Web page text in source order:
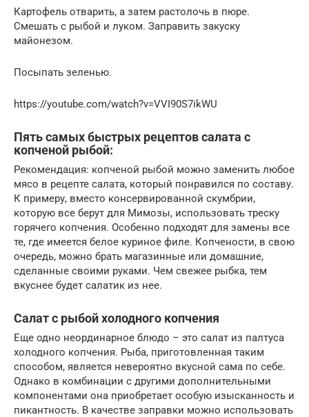
Картофель отварить, а затем растолочь в пюре.
Смешать с рыбой и луком. Заправить закуску
майонезом.
Посыпать зеленью.
https://youtube.com/watch?v=VVI90S7ikWU
Пять самых быстрых рецептов салата с
копченой рыбой:
Рекомендация: копченой рыбой можно заменить любое
мясо в рецепте салата, который понравился по составу.
К примеру, вместо консервированной скумбрии,
которую все берут для Мимозы, использовать треску
горячего копчения. Особенно подходят для замены все
те, где имеется белое куриное филе. Копчености, в свою
очередь, можно брать магазинные или домашние,
сделанные своими руками. Чем свежее рыбка, тем
вкуснее будет салатик из нее.
Салат с рыбой холодного копчения
Еще одно неординарное блюдо – это салат из палтуса
холодного копчения. Рыба, приготовленная таким
способом, является невероятно вкусной сама по себе.
Однако в комбинации с другими дополнительными
компонентами она приобретает особую изысканность и
пикантность. В качестве заправки можно использовать